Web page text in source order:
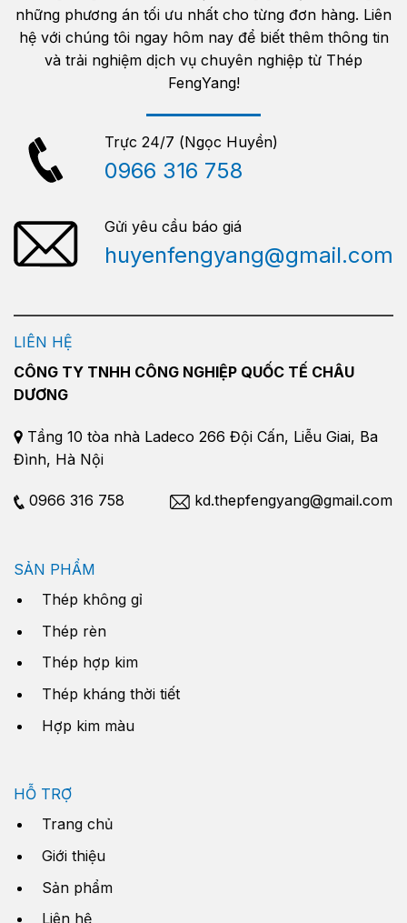
những phương án tối ưu nhất cho từng đơn hàng. Liên
hệ với chúng tôi ngay hôm nay để biết thêm thông tin
và trải nghiệm dịch vụ chuyên nghiệp từ Thép
FengYang!
Trực 24/7 (Ngọc Huyền)
0966 316 758
Gửi yêu cầu báo giá
huyenfengyang@gmail.com
LIÊN HỆ
CÔNG TY TNHH CÔNG NGHIỆP QUỐC TẾ CHÂU
DƯƠNG
Tầng 10 tòa nhà Ladeco 266 Đội Cấn, Liễu Giai, Ba
Đình, Hà Nội
0966 316 758 kd.thepfengyang@gmail.com
SẢN PHẨM
Thép không gỉ
Thép rèn
Thép hợp kim
Thép kháng thời tiết
Hợp kim màu
HỖ TRỢ
Trang chủ
Giới thiệu
Sản phẩm
Liên hệ